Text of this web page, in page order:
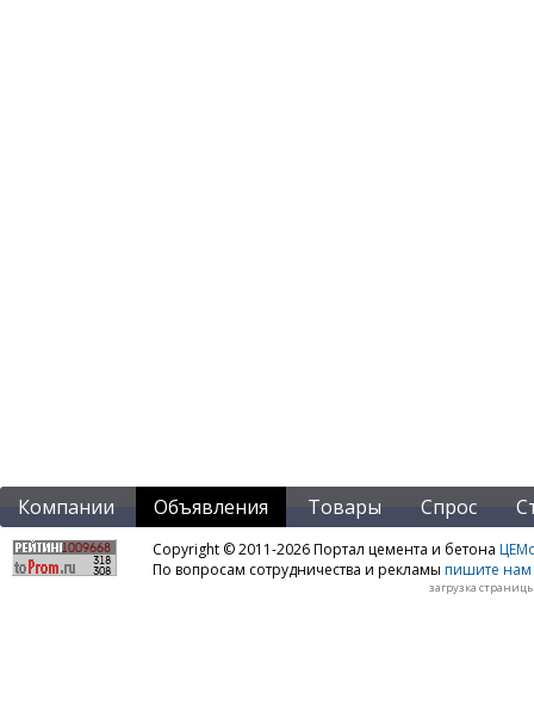
Компании Объявления Товары Спрос
Copyright © 2011-2026 Портал цемента и бетона
По вопросам сотрудничества и рекламы пишите нам
загрузка